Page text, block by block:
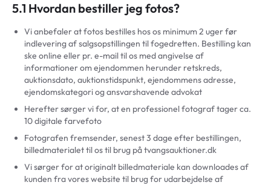
5.1 Hvordan bestiller jeg fotos?
Vi anbefaler at fotos bestilles hos os minimum 2 uger før
indlevering af salgsopstillingen til fogedretten. Bestilling kan
ske online eller pr. e-mail til os med angivelse af
informationer om ejendommen herunder retskreds,
auktionsdato, auktionstidspunkt, ejendommens adresse,
ejendomskategori og ansvarshavende advokat
Herefter sørger vi for, at en professionel fotograf tager ca.
10 digitale farvefoto
Fotografen fremsender, senest 3 dage efter bestillingen,
billedmaterialet til os til brug på tvangsauktioner.dk
Vi sørger for at originalt billedmateriale kan downloades af
kunden fra vores website til brug for udarbejdelse af